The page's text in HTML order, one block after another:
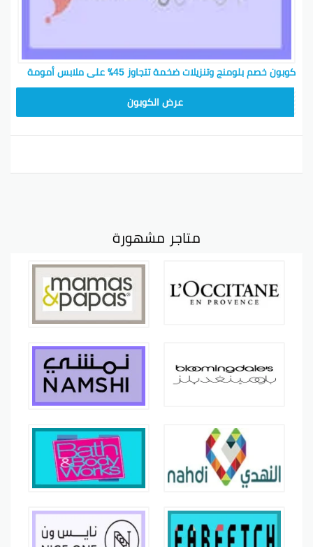
كوبون خصم بلومنج وتنزيلات ضخمة تتجاوز 45٪ على ملابس أمومة
عرض الكوبون
متاجر مشهورة